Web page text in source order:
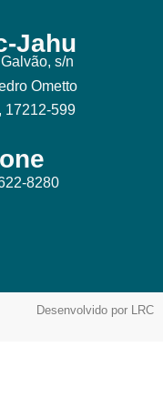
Jahu
s/n
Ometto
17212-599
8280
Desenvolvido por LRC